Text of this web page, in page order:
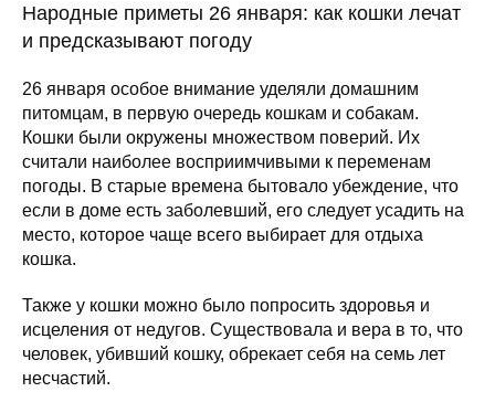
Народные приметы 26 января: как кошки лечат
и предсказывают погоду
26 января особое внимание уделяли домашним
питомцам, в первую очередь кошкам и собакам.
Кошки были окружены множеством поверий. Их
считали наиболее восприимчивыми к переменам
погоды. В старые времена бытовало убеждение, что
если в доме есть заболевший, его следует усадить на
место, которое чаще всего выбирает для отдыха
кошка.
Также у кошки можно было попросить здоровья и
исцеления от недугов. Существовала и вера в то, что
человек, убивший кошку, обрекает себя на семь лет
несчастий.